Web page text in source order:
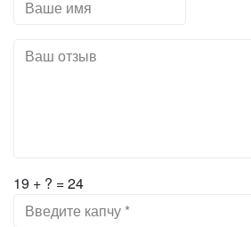
19 + ? = 24